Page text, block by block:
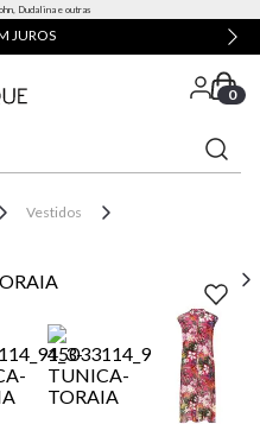
Dudalina e outras
JUROS
0
Vestidos